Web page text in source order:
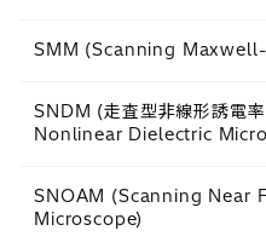
SMM (Scanning
SNDM (走査型非線形誘電
Nonlinear Dielectric
SNOAM (Scanning Near
Microscope)